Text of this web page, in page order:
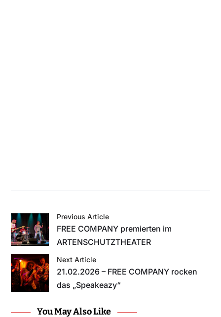
Previous Article
FREE COMPANY premierten im
ARTENSCHUTZTHEATER
Next Article
21.02.2026 – FREE COMPANY rocken
das „Speakeazy“
You May Also Like